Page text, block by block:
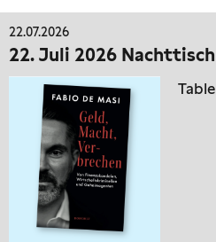
22.07.2026
22. Juli 2026 Nachttisch
Table